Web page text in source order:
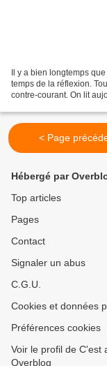
Il y a bien longtemps
temps de la réflexion.
contre-courant. On lit
< Page
Hébergé par
Top articles
Pages
Contact
Signaler un abus
C.G.U.
Cookies et données
Préférences cookies
Voir le profil de C'est
Overblog